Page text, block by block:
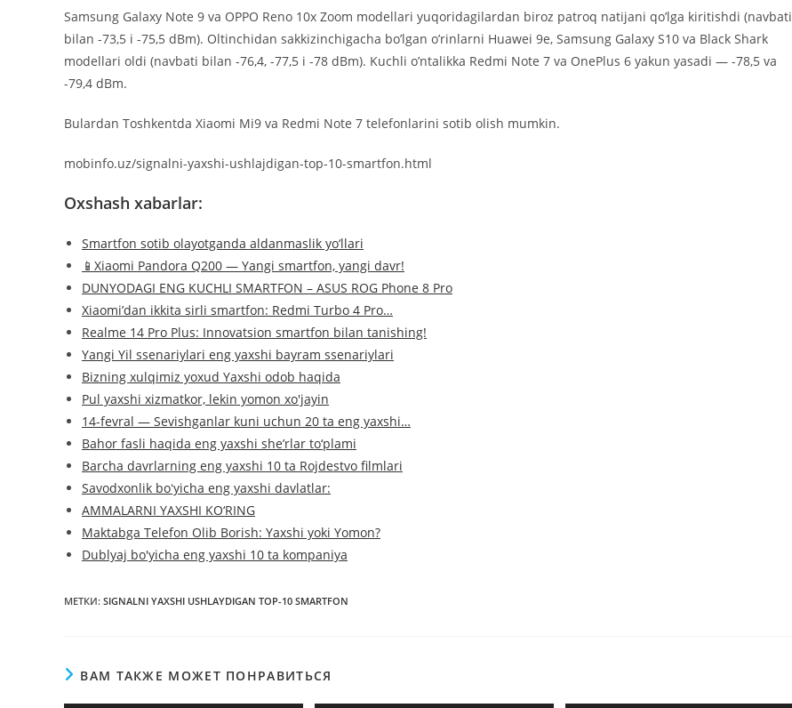
Samsung Galaxy Note 9 va OPPO Reno 10x Zoom modellari yuqoridagilardan biroz patroq natijani qoʼlga kiritishdi (navbati
bilan -73,5 i -75,5 dBm). Oltinchidan sakkizinchigacha boʼlgan oʼrinlarni Huawei 9e, Samsung Galaxy S10 va Black Shark
modellari oldi (navbati bilan -76,4, -77,5 i -78 dBm). Kuchli oʼntalikka Redmi Note 7 va OnePlus 6 yakun yasadi — -78,5 va
-79,4 dBm.
Bulardan Toshkentda Xiaomi Mi9 va Redmi Note 7 telefonlarini sotib olish mumkin.
mobinfo.uz/signalni-yaxshi-ushlajdigan-top-10-smartfon.html
Oxshash xabarlar:
Smartfon sotib olayotganda aldanmaslik yo‘llari
📱Xiaomi Pandora Q200 — Yangi smartfon, yangi davr!
DUNYODAGI ENG KUCHLI SMARTFON – ASUS ROG Phone 8 Pro
Xiaomi’dan ikkita sirli smartfon: Redmi Turbo 4 Pro…
Realme 14 Pro Plus: Innovatsion smartfon bilan tanishing!
Yangi Yil ssenariylari eng yaxshi bayram ssenariylari
Bizning xulqimiz yoxud Yaxshi odob haqida
Pul yaxshi xizmatkor, lekin yomon xo'jayin
14-fevral — Sevishganlar kuni uchun 20 ta eng yaxshi…
Bahor fasli haqida eng yaxshi she’rlar to‘plami
Barcha davrlarning eng yaxshi 10 ta Rojdestvo filmlari
Savodxonlik boʻyicha eng yaxshi davlatlar:
AMMALARNI YAXSHI KO‘RING
Maktabga Telefon Olib Borish: Yaxshi yoki Yomon?
Dublyaj bo'yicha eng yaxshi 10 ta kompaniya
МЕТКИ: SIGNALNI YAXSHI USHLAYDIGAN TOP-10 SMARTFON
ВАМ ТАКЖЕ МОЖЕТ ПОНРАВИТЬСЯ